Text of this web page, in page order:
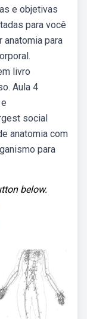
e objetivas
para você
anatomia para
livro
Aula 4
social
anatomia com
para
below.